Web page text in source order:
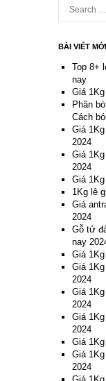
BÀI VIẾT MỚI
Top 8+
nay
Giá
Phân
Cách
Giá
2024
Giá
2024
Giá
1Kg lê
Giá
2024
Gỗ tử
nay
Giá
Giá
2024
Giá
2024
Giá
2024
Giá
Giá
2024